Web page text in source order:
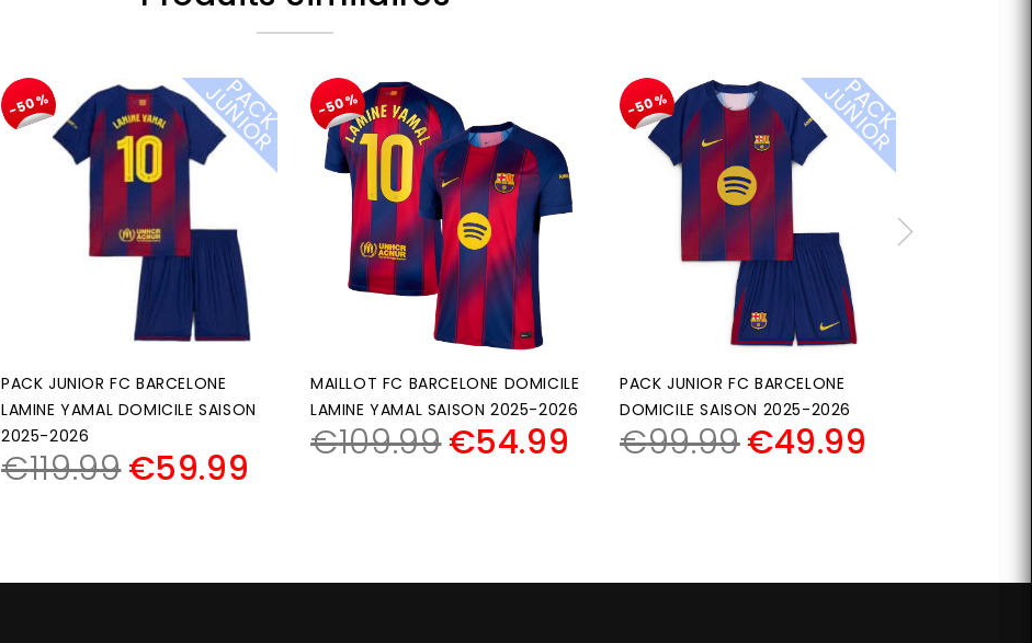
-50% P
A
C
K
J
U
N
I
O
R
PACK JUNIOR FC BARCELONE
LAMINE YAMAL DOMICILE SAISON
2025-2026
€119.99€59.99
-50%
MAILLOT FC BARCELONE DOMICILE
LAMINE YAMAL SAISON 2025-2026
€109.99€54.99
-50% P
A
C
K
J
U
N
I
O
R
PACK JUNIOR FC BARCELONE
DOMICILE SAISON 2025-2026
€99.99€49.99